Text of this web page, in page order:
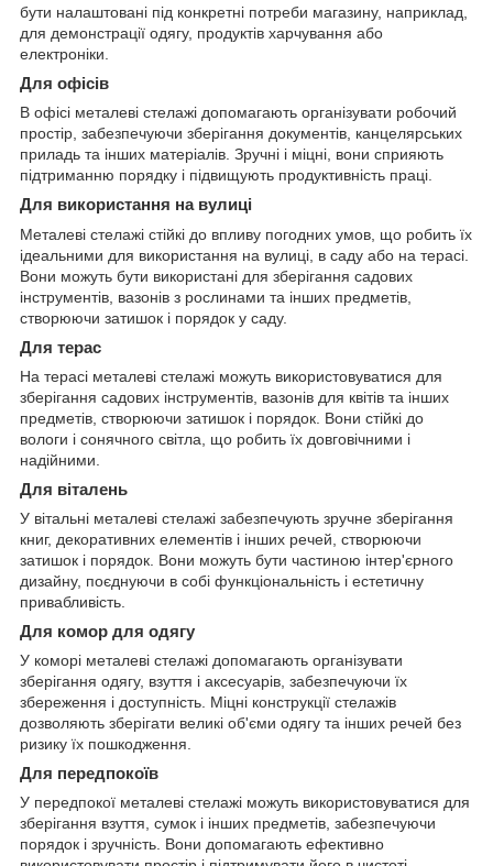
бути налаштовані під конкретні потреби магазину, наприклад,
для демонстрації одягу, продуктів харчування або
електроніки.
Для офісів
В офісі металеві стелажі допомагають організувати робочий
простір, забезпечуючи зберігання документів, канцелярських
приладь та інших матеріалів. Зручні і міцні, вони сприяють
підтриманню порядку і підвищують продуктивність праці.
Для використання на вулиці
Металеві стелажі стійкі до впливу погодних умов, що робить їх
ідеальними для використання на вулиці, в саду або на терасі.
Вони можуть бути використані для зберігання садових
інструментів, вазонів з рослинами та інших предметів,
створюючи затишок і порядок у саду.
Для терас
На терасі металеві стелажі можуть використовуватися для
зберігання садових інструментів, вазонів для квітів та інших
предметів, створюючи затишок і порядок. Вони стійкі до
вологи і сонячного світла, що робить їх довговічними і
надійними.
Для віталень
У вітальні металеві стелажі забезпечують зручне зберігання
книг, декоративних елементів і інших речей, створюючи
затишок і порядок. Вони можуть бути частиною інтер'єрного
дизайну, поєднуючи в собі функціональність і естетичну
привабливість.
Для комор для одягу
У коморі металеві стелажі допомагають організувати
зберігання одягу, взуття і аксесуарів, забезпечуючи їх
збереження і доступність. Міцні конструкції стелажів
дозволяють зберігати великі об'єми одягу та інших речей без
ризику їх пошкодження.
Для передпокоїв
У передпокої металеві стелажі можуть використовуватися для
зберігання взуття, сумок і інших предметів, забезпечуючи
порядок і зручність. Вони допомагають ефективно